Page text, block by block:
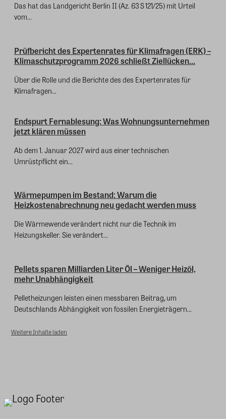
Das hat das Landgericht Berlin II (Az. 63 S 121/25) mit Urteil
vom...
Prüfbericht des Expertenrates für Klimafragen (ERK) –
Klimaschutzprogramm 2026 schließt Ziellücken...
Über die Rolle und die Berichte des des Expertenrates für
Klimafragen...
Endspurt Fernablesung: Was Wohnungsunternehmen
jetzt klären müssen
Ab dem 1. Januar 2027 wird aus einer technischen
Umrüstpflicht ein...
Wärmepumpen im Bestand: Warum die
Heizkostenabrechnung neu gedacht werden muss
Die Wärmewende verändert nicht nur die Technik im
Heizungskeller. Sie verändert...
Pellets sparen Milliarden Liter Öl – Weniger Heizöl,
mehr Unabhängigkeit
Pelletheizungen leisten einen messbaren Beitrag, um
Deutschlands Abhängigkeit von fossilen Energieträgern...
Weitere Inhalte laden